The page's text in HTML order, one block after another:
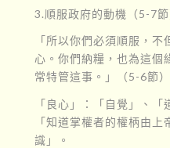
3.順服政府的動機（5-7節
「所以你們必須順服，
心。你們納糧，也為這個
常特管這事。」（5-6節）
「良心」：「自覺」、
「知道掌權者的權柄由
識」。